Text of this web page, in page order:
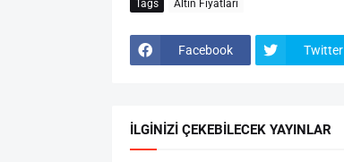
Tags Altın Fiyatları
Facebook Twitter
İLGINIZI ÇEKEBILECEK YAYINLAR